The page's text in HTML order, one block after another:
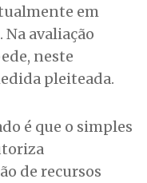
em
avaliação
neste
pleiteada.
é que o simples
de recursos